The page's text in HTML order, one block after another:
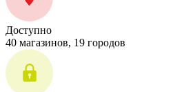
Доступно
40 магазинов, 19 городов